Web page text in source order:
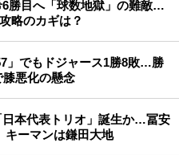
6勝目へ「球数地獄」の難敵…
略のカギは？
」でもドジャース1勝8敗…勝
悪化の懸念
日本代表トリオ」誕生か…冨安
キーマンは鎌田大地